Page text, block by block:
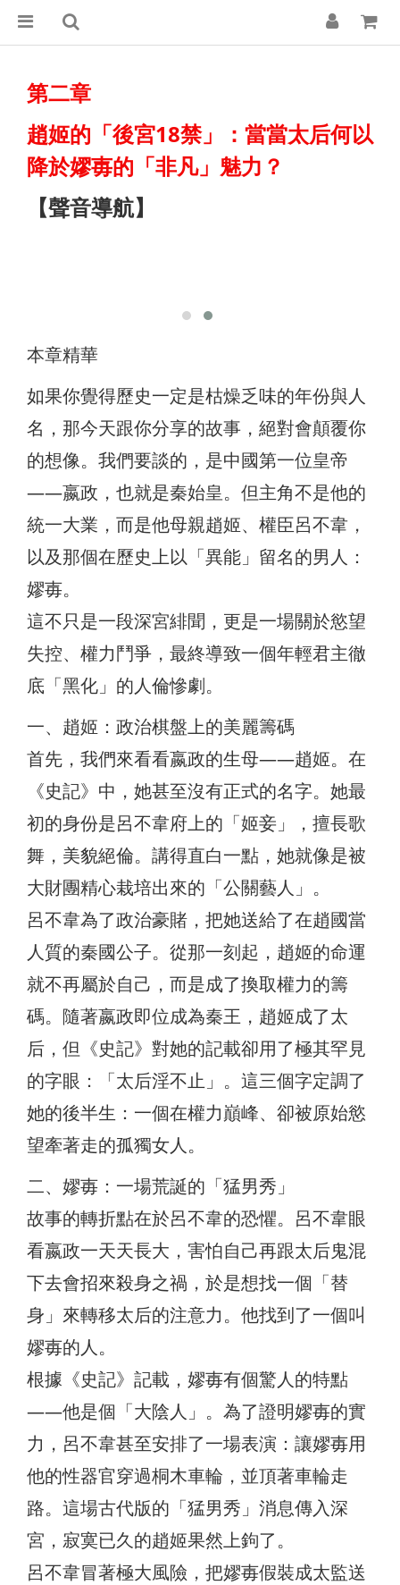
第二章
趙姬的「後宮18禁」：當當太后何以
降於嫪毐的「非凡」魅力？
【聲音導航】
本章精華
如果你覺得歷史一定是枯燥乏味的年份與人
名，那今天跟你分享的故事，絕對會顛覆你
的想像。我們要談的，是中國第一位皇帝
——嬴政，也就是秦始皇。但主角不是他的
統一大業，而是他母親趙姬、權臣呂不韋，
以及那個在歷史上以「異能」留名的男人：
嫪毐。
這不只是一段深宮緋聞，更是一場關於慾望
失控、權力鬥爭，最終導致一個年輕君主徹
底「黑化」的人倫慘劇。
一、趙姬：政治棋盤上的美麗籌碼
首先，我們來看看嬴政的生母——趙姬。在
《史記》中，她甚至沒有正式的名字。她最
初的身份是呂不韋府上的「姬妾」，擅長歌
舞，美貌絕倫。講得直白一點，她就像是被
大財團精心栽培出來的「公關藝人」。
呂不韋為了政治豪賭，把她送給了在趙國當
人質的秦國公子。從那一刻起，趙姬的命運
就不再屬於自己，而是成了換取權力的籌
碼。隨著嬴政即位成為秦王，趙姬成了太
后，但《史記》對她的記載卻用了極其罕見
的字眼：「太后淫不止」。這三個字定調了
她的後半生：一個在權力巔峰、卻被原始慾
望牽著走的孤獨女人。
二、嫪毐：一場荒誕的「猛男秀」
故事的轉折點在於呂不韋的恐懼。呂不韋眼
看嬴政一天天長大，害怕自己再跟太后鬼混
下去會招來殺身之禍，於是想找一個「替
身」來轉移太后的注意力。他找到了一個叫
嫪毐的人。
根據《史記》記載，嫪毐有個驚人的特點
——他是個「大陰人」。為了證明嫪毐的實
力，呂不韋甚至安排了一場表演：讓嫪毐用
他的性器官穿過桐木車輪，並頂著車輪走
路。這場古代版的「猛男秀」消息傳入深
宮，寂寞已久的趙姬果然上鉤了。
呂不韋冒著極大風險，把嫪毐假裝成太監送